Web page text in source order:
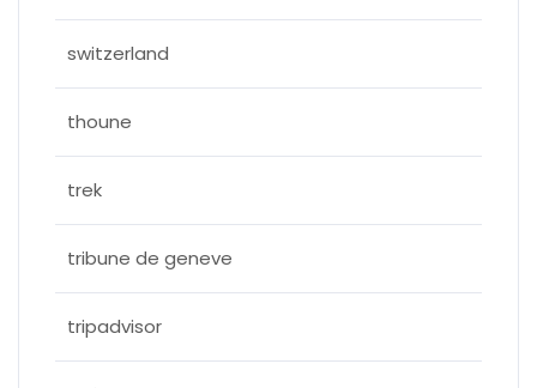
switzerland
thoune
trek
tribune de geneve
tripadvisor